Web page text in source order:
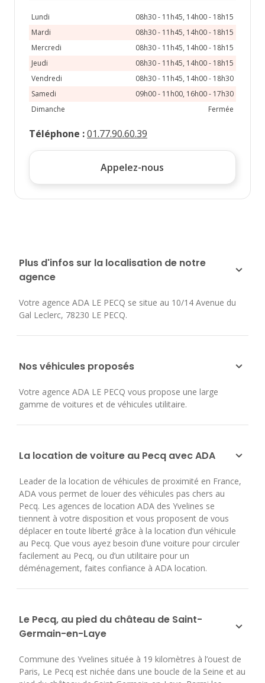
21 23 24 25
Lundi
08h30 - 11h45, 14h00 - 18h15
Mardi
08h30 - 11h45, 14h00 - 18h15
Mercredi
08h30 - 11h45, 14h00 - 18h15
Jeudi
08h30 - 11h45, 14h00 - 18h15
Vendredi
08h30 - 11h45, 14h00 - 18h30
Samedi
09h00 - 11h00, 16h00 - 17h30
Dimanche
Fermée
Téléphone :01.77.90.60.39
Appelez-nous
Plus d'infos sur la localisation de notre
agence
Votre agence ADA LE PECQ se situe au 10/14 Avenue du
Gal Leclerc, 78230 LE PECQ.
Nos véhicules proposés
Votre agence ADA LE PECQ vous propose une large
gamme de voitures et de véhicules utilitaire.
La location de voiture au Pecq avec ADA
Leader de la location de véhicules de proximité en France,
ADA vous permet de louer des véhicules pas chers au
Pecq. Les agences de location ADA des Yvelines se
tiennent à votre disposition et vous proposent de vous
déplacer en toute liberté grâce à la location d’un véhicule
au Pecq. Que vous ayez besoin d’une voiture pour circuler
facilement au Pecq, ou d’un utilitaire pour un
déménagement, faites confiance à ADA location.
Le Pecq, au pied du château de Saint-
Germain-en-Laye
Commune des Yvelines située à 19 kilomètres à l’ouest de
Paris, Le Pecq est nichée dans une boucle de la Seine et au